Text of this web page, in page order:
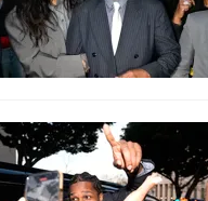
Thị trường
Tư vấn